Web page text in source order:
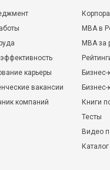
карьеры
вакансии
компаний
MBA в
MBA
Бизнес-
Книги
Тесты
Видео